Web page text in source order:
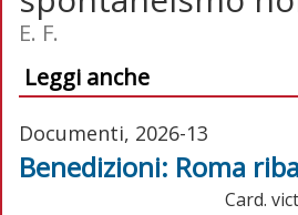
E. F.
Leggi anche
Documenti, 2026-13
Benedizioni: Roma
Card.